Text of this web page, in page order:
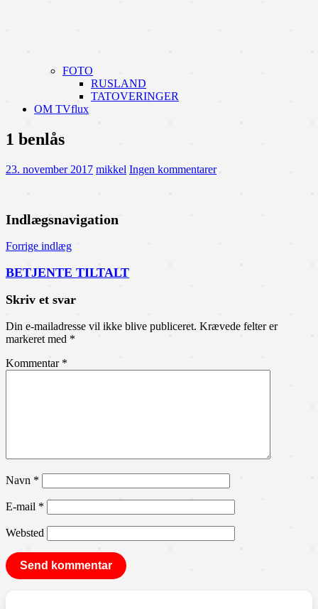
FOTO
RUSLAND
TATOVERINGER
OM TVflux
1 benlås
23. november 2017 mikkel Ingen kommentarer
Indlægsnavigation
Forrige indlæg
BETJENTE TILTALT
Skriv et svar
Din e-mailadresse vil ikke blive publiceret. Krævede felter er
markeret med *
Kommentar *
Navn *
E-mail *
Websted